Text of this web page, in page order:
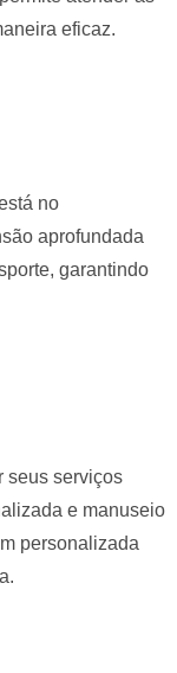
eficaz.
no
aprofundada
garantindo
seus serviços
e manuseio
personalizada